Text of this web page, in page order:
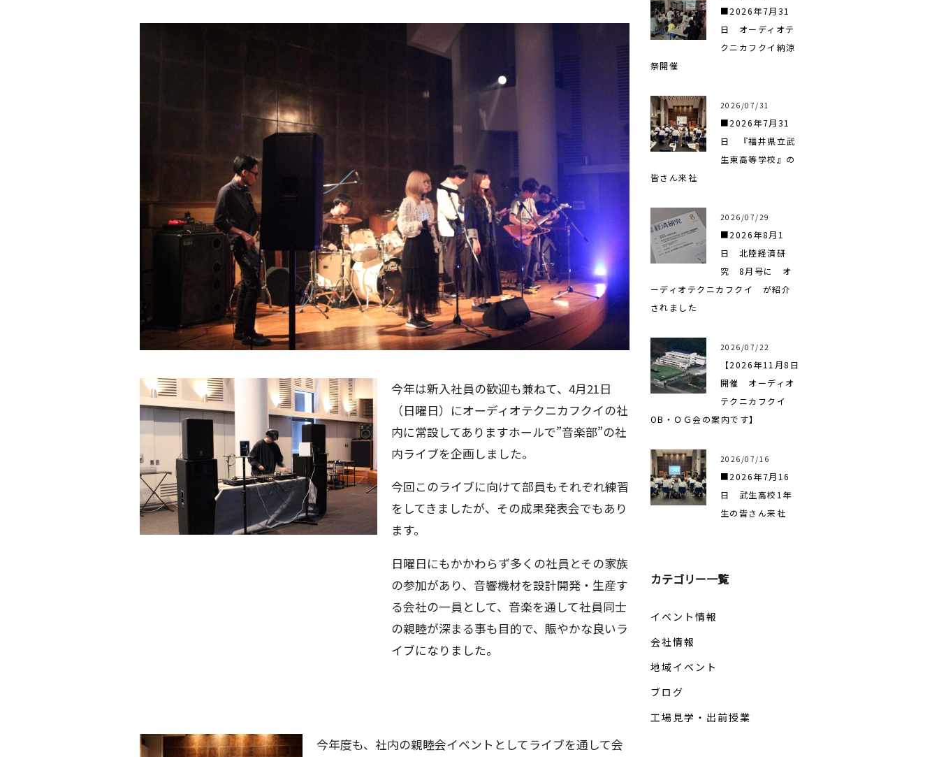
今年は新入社員の歓迎も兼ねて、4月21日
（日曜日）にオーディオテクニカフクイの社
内に常設してありますホールで”音楽部”の社
内ライブを企画しました。
今回このライブに向けて部員もそれぞれ練習
をしてきましたが、その成果発表会でもあり
ます。
日曜日にもかかわらず多くの社員とその家族
の参加があり、音響機材を設計開発・生産す
る会社の一員として、音楽を通して社員同士
の親睦が深まる事も目的で、賑やかな良いラ
イブになりました。
今年度も、社内の親睦会イベントとしてライブを通して会
■2026年7月31
日 オーディオテ
クニカフクイ納涼
祭開催
2026/07/31
■2026年7月31
日 『福井県立武
生東高等学校』の
皆さん来社
2026/07/29
■2026年8月1
日 北陸経済研
究 8月号に オ
ーディオテクニカフクイ が紹介
されました
2026/07/22
【2026年11月8日
開催 オーディオ
テクニカフクイ
OB・ＯＧ会の案内です】
2026/07/16
■2026年7月16
日 武生高校1年
生の皆さん来社
カテゴリー一覧
イベント情報
会社情報
地域イベント
ブログ
工場見学・出前授業